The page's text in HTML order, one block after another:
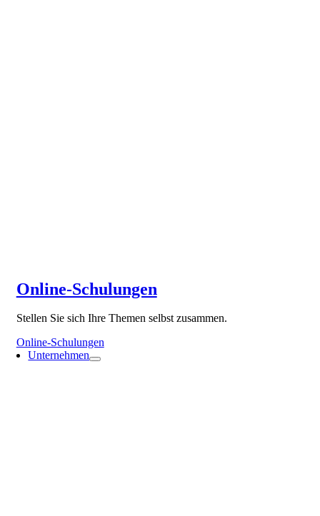
Online-Schulungen
Stellen Sie sich Ihre Themen selbst zusammen.
Online-Schulungen
Unternehmen